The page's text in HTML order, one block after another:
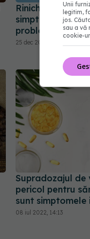
Rinichii bolnavi?
simptome care
probleme
25 dec 2020, 18:54
Supradozajul de
pericol pentru
sunt simptomele
08 iul 2022, 14:13
Unii
legitim,
jos.
sau a vă
cookie-